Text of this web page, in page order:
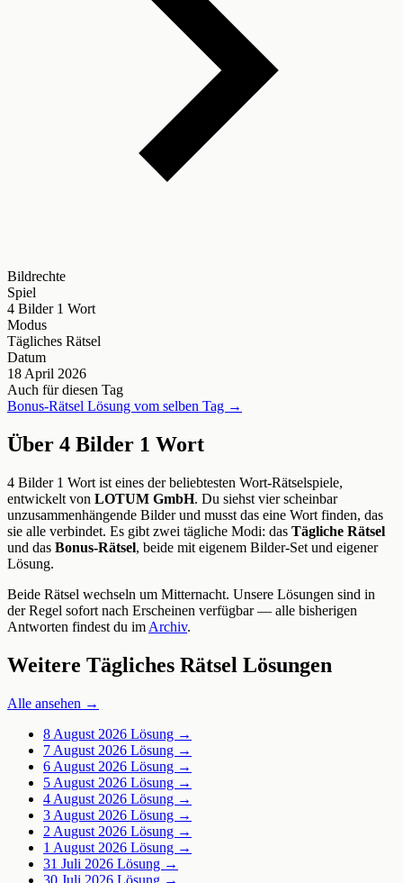
Bildrechte
Spiel
4 Bilder 1 Wort
Modus
Tägliches Rätsel
Datum
18 April 2026
Auch für diesen Tag
Bonus-Rätsel Lösung vom selben Tag →
Über 4 Bilder 1 Wort
4 Bilder 1 Wort ist eines der beliebtesten Wort-Rätselspiele,
entwickelt von LOTUM GmbH. Du siehst vier scheinbar
unzusammenhängende Bilder und musst das eine Wort finden, das
sie alle verbindet. Es gibt zwei tägliche Modi: das Tägliche Rätsel
und das Bonus-Rätsel, beide mit eigenem Bilder-Set und eigener
Lösung.
Beide Rätsel wechseln um Mitternacht. Unsere Lösungen sind in
der Regel sofort nach Erscheinen verfügbar — alle bisherigen
Antworten findest du im Archiv.
Weitere Tägliches Rätsel Lösungen
Alle ansehen →
8 August 2026 Lösung →
7 August 2026 Lösung →
6 August 2026 Lösung →
5 August 2026 Lösung →
4 August 2026 Lösung →
3 August 2026 Lösung →
2 August 2026 Lösung →
1 August 2026 Lösung →
31 Juli 2026 Lösung →
30 Juli 2026 Lösung →